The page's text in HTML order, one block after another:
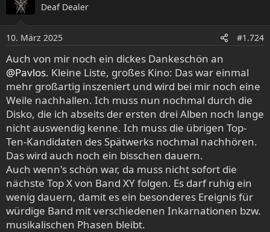
i
o
n
e
n
:
Deaf Dealer
10. März 2025 #1.724
Auch von mir noch ein dickes Dankeschön an
@Pavlos. Kleine Liste, großes Kino: Das war einmal
mehr großartig inszeniert und wird bei mir noch eine
Weile nachhallen. Ich muss nun nochmal durch die
Disko, die ich abseits der ersten drei Alben noch lange
nicht auswendig kenne. Ich muss die übrigen Top-
Ten-Kandidaten des Spätwerks nochmal nachhören.
Das wird auch noch ein bisschen dauern.
Auch wenn's schön war, da muss nicht sofort die
nächste Top X von Band XY folgen. Es darf ruhig ein
wenig dauern, damit es ein besonderes Ereignis für
würdige Band mit verschiedenen Inkarnationen bzw.
musikalischen Phasen bleibt.